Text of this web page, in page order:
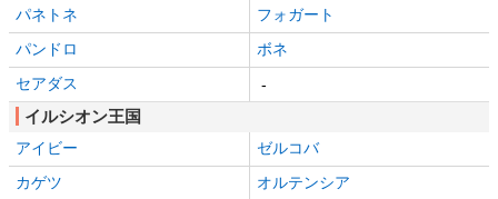
パネトネ
フォガート
パンドロ
ボネ
セアダス
-
イルシオン王国
アイビー
ゼルコバ
カゲツ
オルテンシア